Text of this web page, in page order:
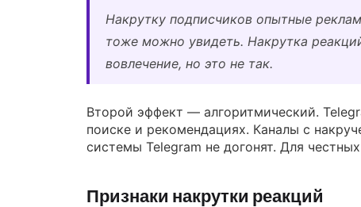
Накрутку подписчиков опытные
тоже можно увидеть. Накрутка
вовлечение, но это не так.
Второй эффект — алгоритмический.
поиске и рекомендациях. Каналы с
системы Telegram не догонят. Для
Признаки накрутки реакций